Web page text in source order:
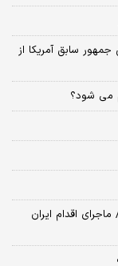
سابق آمریکا از
اقدام ایران